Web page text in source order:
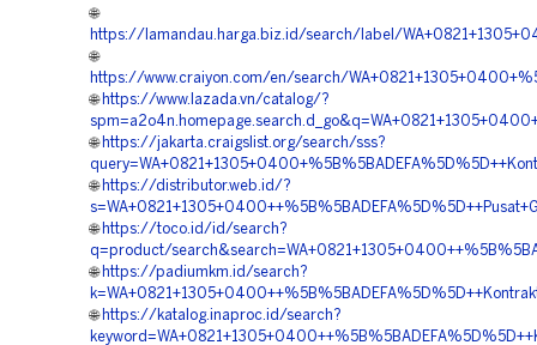
🌐
https://lamandau.harga.biz.id/search/label/
🌐
https://www.craiyon.com/en/search/
🌐 https://www.lazada.vn/catalog/?
🌐 https://jakarta.craigslist.org/search/sss?
🌐 https://distributor.web.id/?
🌐 https://toco.id/id/search?
q=product/
🌐 https://padiumkm.id/search?
🌐 https://katalog.inaproc.id/search?